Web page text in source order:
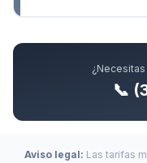
📞
Aviso legal: Las tarifas